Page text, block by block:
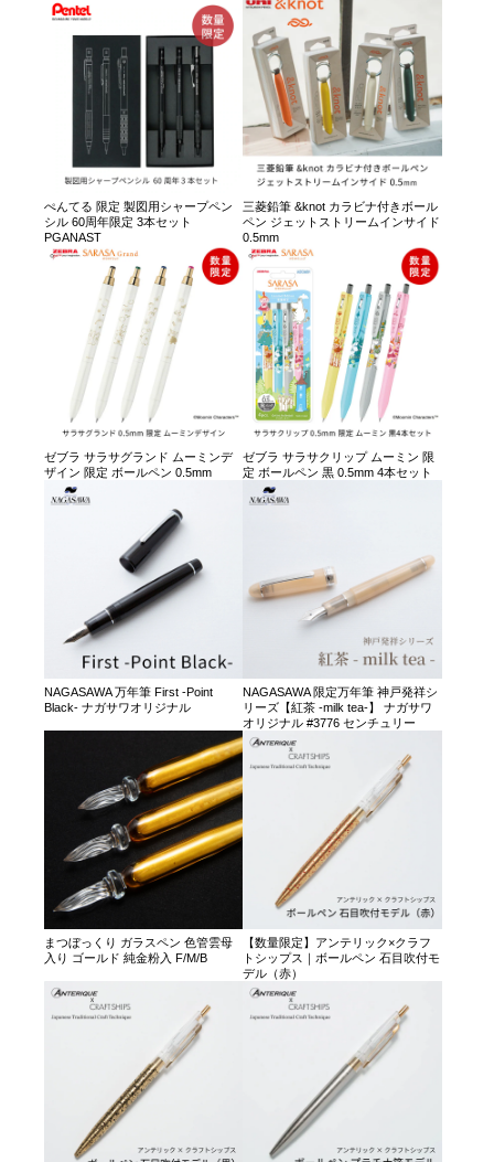
ぺんてる 限定 製図用シャープペン
シル 60周年限定 3本セット
PGANAST
三菱鉛筆 &knot カラビナ付きボール
ペン ジェットストリームインサイド
0.5mm
ゼブラ サラサグランド ムーミンデ
ザイン 限定 ボールペン 0.5mm
ゼブラ サラサクリップ ムーミン 限
定 ボールペン 黒 0.5mm 4本セット
NAGASAWA 万年筆 First -Point
Black- ナガサワオリジナル
NAGASAWA 限定万年筆 神戸発祥シ
リーズ【紅茶 -milk tea-】 ナガサワ
オリジナル #3776 センチュリー
まつぼっくり ガラスペン 色管雲母
入り ゴールド 純金粉入 F/M/B
【数量限定】アンテリック×クラフ
トシップス｜ボールペン 石目吹付モ
デル（赤）